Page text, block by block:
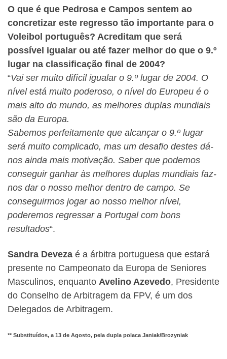
O que é que Pedrosa e Campos sentem ao
concretizar este regresso tão importante para o
Voleibol português? Acreditam que será
possível igualar ou até fazer melhor do que o 9.º
lugar na classificação final de 2004?
“Vai ser muito difícil igualar o 9.º lugar de 2004. O
nível está muito poderoso, o nível do Europeu é o
mais alto do mundo, as melhores duplas mundiais
são da Europa.
Sabemos perfeitamente que alcançar o 9.º lugar
será muito complicado, mas um desafio destes dá-
nos ainda mais motivação. Saber que podemos
conseguir ganhar às melhores duplas mundiais faz-
nos dar o nosso melhor dentro de campo. Se
conseguirmos jogar ao nosso melhor nível,
poderemos regressar a Portugal com bons
resultados“.
Sandra Deveza é a árbitra portuguesa que estará
presente no Campeonato da Europa de Seniores
Masculinos, enquanto Avelino Azevedo, Presidente
do Conselho de Arbitragem da FPV, é um dos
Delegados de Arbitragem.
** Substituídos, a 13 de Agosto, pela dupla polaca Janiak/Brozyniak